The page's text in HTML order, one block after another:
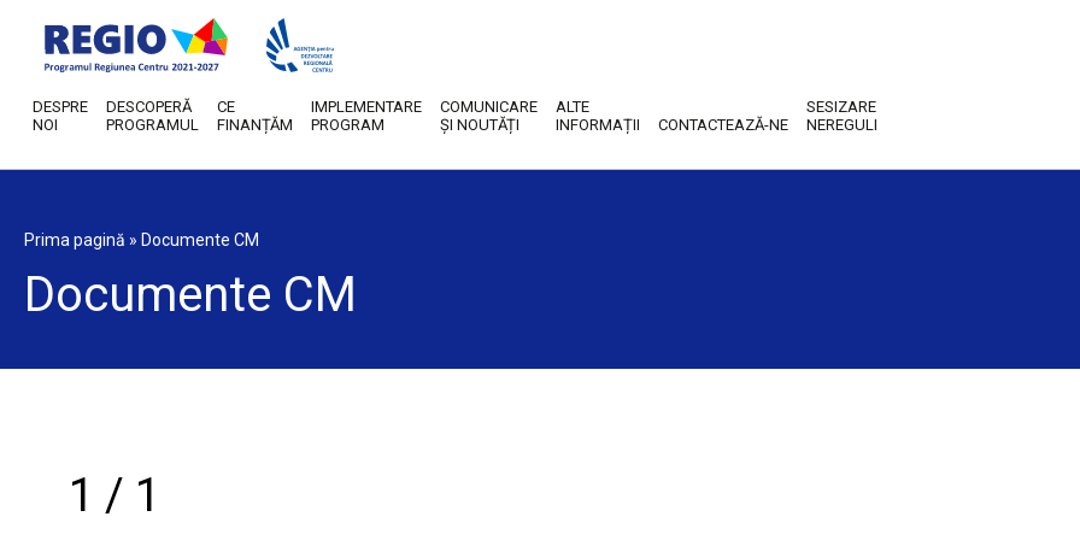
DESPRE
NOI
DESCOPERĂ
PROGRAMUL
CE
FINANȚĂM
IMPLEMENTARE
PROGRAM
COMUNICARE
ȘI NOUTĂȚI
ALTE
INFORMAȚII
CONTACTEAZĂ-NE
SESIZARE
NEREGULI
Prima pagină » Documente CM
Documente CM
1 / 1